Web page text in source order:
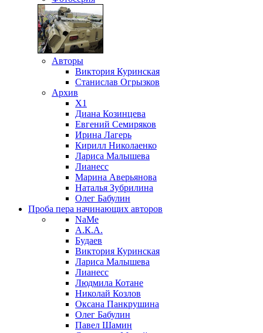
Авторы
Виктория Куринская
Станислав Огрызков
Архив
X1
Диана Козинцева
Евгений Семиряков
Ирина Лагерь
Кирилл Николаенко
Лариса Малышева
Лианесс
Марина Аверьянова
Наталья Зубрилина
Олег Бабулин
Проба пера начинающих авторов
NaMe
А.К.А.
Будаев
Виктория Куринская
Лариса Малышева
Лианесс
Людмила Котане
Николай Козлов
Оксана Панкрушина
Олег Бабулин
Павел Шамин